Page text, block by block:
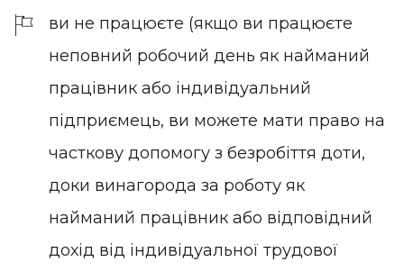
ви не працюєте (якщо ви працюєте
неповний робочий день як найманий
працівник або індивідуальний
підприємець, ви можете мати право на
часткову допомогу з безробіття доти,
доки винагорода за роботу як
найманий працівник або відповідний
дохід від індивідуальної трудової